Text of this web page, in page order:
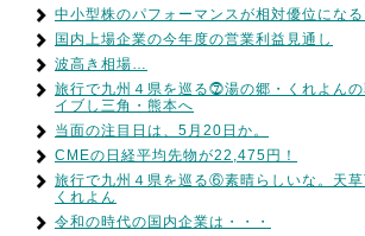
中小型株のパフォーマンスが相対優位になる
国内上場企業の今年度の営業利益見通し
波高き相場…
旅行で九州４県を巡る⓻湯の郷・くれよんの
イブし三角・熊本へ
当面の注目日は、5月20日か。
CMEの日経平均先物が22,475円！
旅行で九州４県を巡る⑥素晴らしいな。天
くれよん
令和の時代の国内企業は・・・